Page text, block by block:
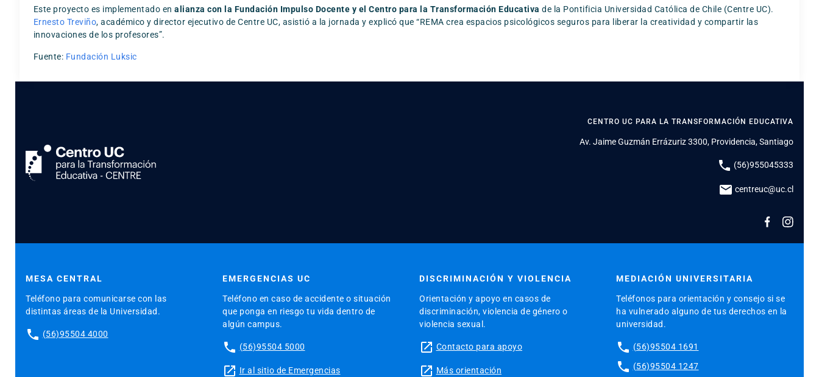
Este proyecto es implementado en alianza con la Fundación Impulso Docente y el Centro para la Transformación Educativade la Pontificia Universidad Católica de Chile (Centre UC).
Ernesto Treviño, académico y director ejecutivo de Centre UC, asistió a la jornada y explicó que “REMA crea espacios psicológicos seguros para liberar la creatividad y compartir las
innovaciones de los profesores”.
Fuente: Fundación Luksic
CENTRO UC PARA LA TRANSFORMACIÓN EDUCATIVA
Av. Jaime Guzmán Errázuriz 3300, Providencia, Santiago
phone (56)955045333
mail centreuc@uc.cl
MESA CENTRAL
Teléfono para comunicarse con las
distintas áreas de la Universidad.
phone (56)95504 4000
EMERGENCIAS UC
Teléfono en caso de accidente o situación
que ponga en riesgo tu vida dentro de
algún campus.
phone (56)95504 5000
launch Ir al sitio de Emergencias
DISCRIMINACIÓN Y VIOLENCIA
Orientación y apoyo en casos de
discriminación, violencia de género o
violencia sexual.
launch Contacto para apoyo
launch Más orientación
MEDIACIÓN UNIVERSITARIA
Teléfonos para orientación y consejo si se
ha vulnerado alguno de tus derechos en la
universidad.
phone (56)95504 1691
phone (56)95504 1247